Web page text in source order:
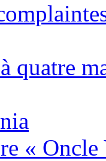
quatre
« Oncle